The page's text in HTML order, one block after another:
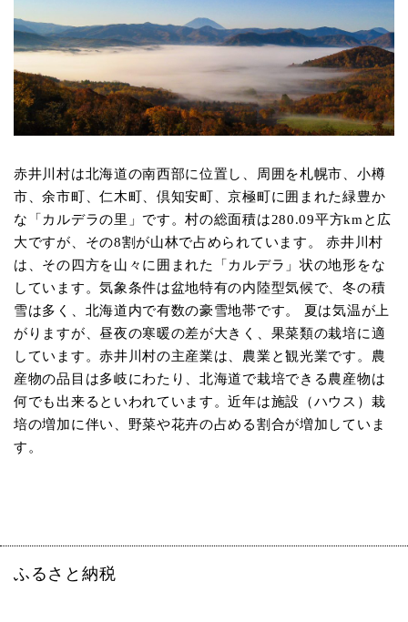
赤井川村は北海道の南西部に位置し、周囲を札幌市、小樽
市、余市町、仁木町、倶知安町、京極町に囲まれた緑豊か
な「カルデラの里」です。村の総面積は280.09平方kmと広
大ですが、その8割が山林で占められています。 赤井川村
は、その四方を山々に囲まれた「カルデラ」状の地形をな
しています。気象条件は盆地特有の内陸型気候で、冬の積
雪は多く、北海道内で有数の豪雪地帯です。 夏は気温が上
がりますが、昼夜の寒暖の差が大きく、果菜類の栽培に適
しています。赤井川村の主産業は、農業と観光業です。農
産物の品目は多岐にわたり、北海道で栽培できる農産物は
何でも出来るといわれています。近年は施設（ハウス）栽
培の増加に伴い、野菜や花卉の占める割合が増加していま
す。
ふるさと納税